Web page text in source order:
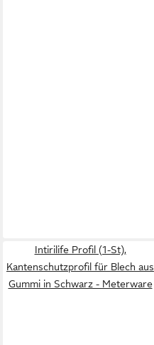
Intirilife Profil (1-St),
Kantenschutzprofil für Blech aus
Gummi in Schwarz - Meterware